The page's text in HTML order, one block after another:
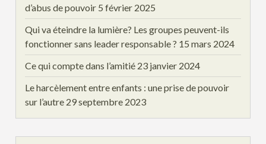
d’abus de pouvoir 5 février 2025
Qui va éteindre la lumière? Les groupes peuvent-ils
fonctionner sans leader responsable ? 15 mars 2024
Ce qui compte dans l’amitié 23 janvier 2024
Le harcèlement entre enfants : une prise de pouvoir
sur l’autre 29 septembre 2023